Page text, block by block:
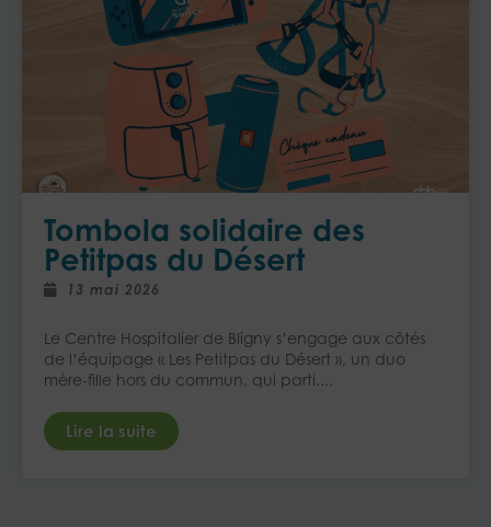
Tombola solidaire des
Petitpas du Désert
13 mai 2026
​Le Centre Hospitalier de Bligny s’engage aux côtés
de l’équipage « Les Petitpas du Désert », un duo
mère-fille hors du commun, qui parti....
Lire la suite